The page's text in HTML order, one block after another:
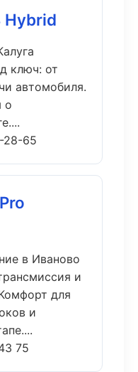
Hybrid
ключ: от
автомобиля.
о
28-65
в Иваново
и
для
и
75